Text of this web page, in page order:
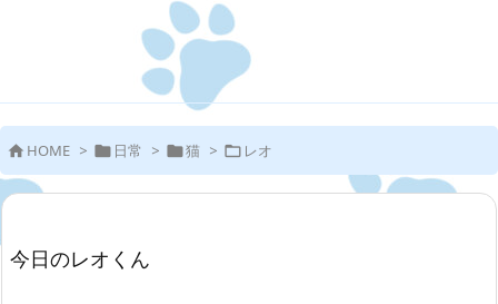
 HOME >  日常 > 猫 >  レオ
今日のレオくん